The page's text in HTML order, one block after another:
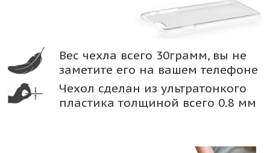
Вес чехла всего 30грамм, вы не
заметите его на вашем телефоне
Чехол сделан из ультратонкого
пластика толщиной всего 0.8 мм